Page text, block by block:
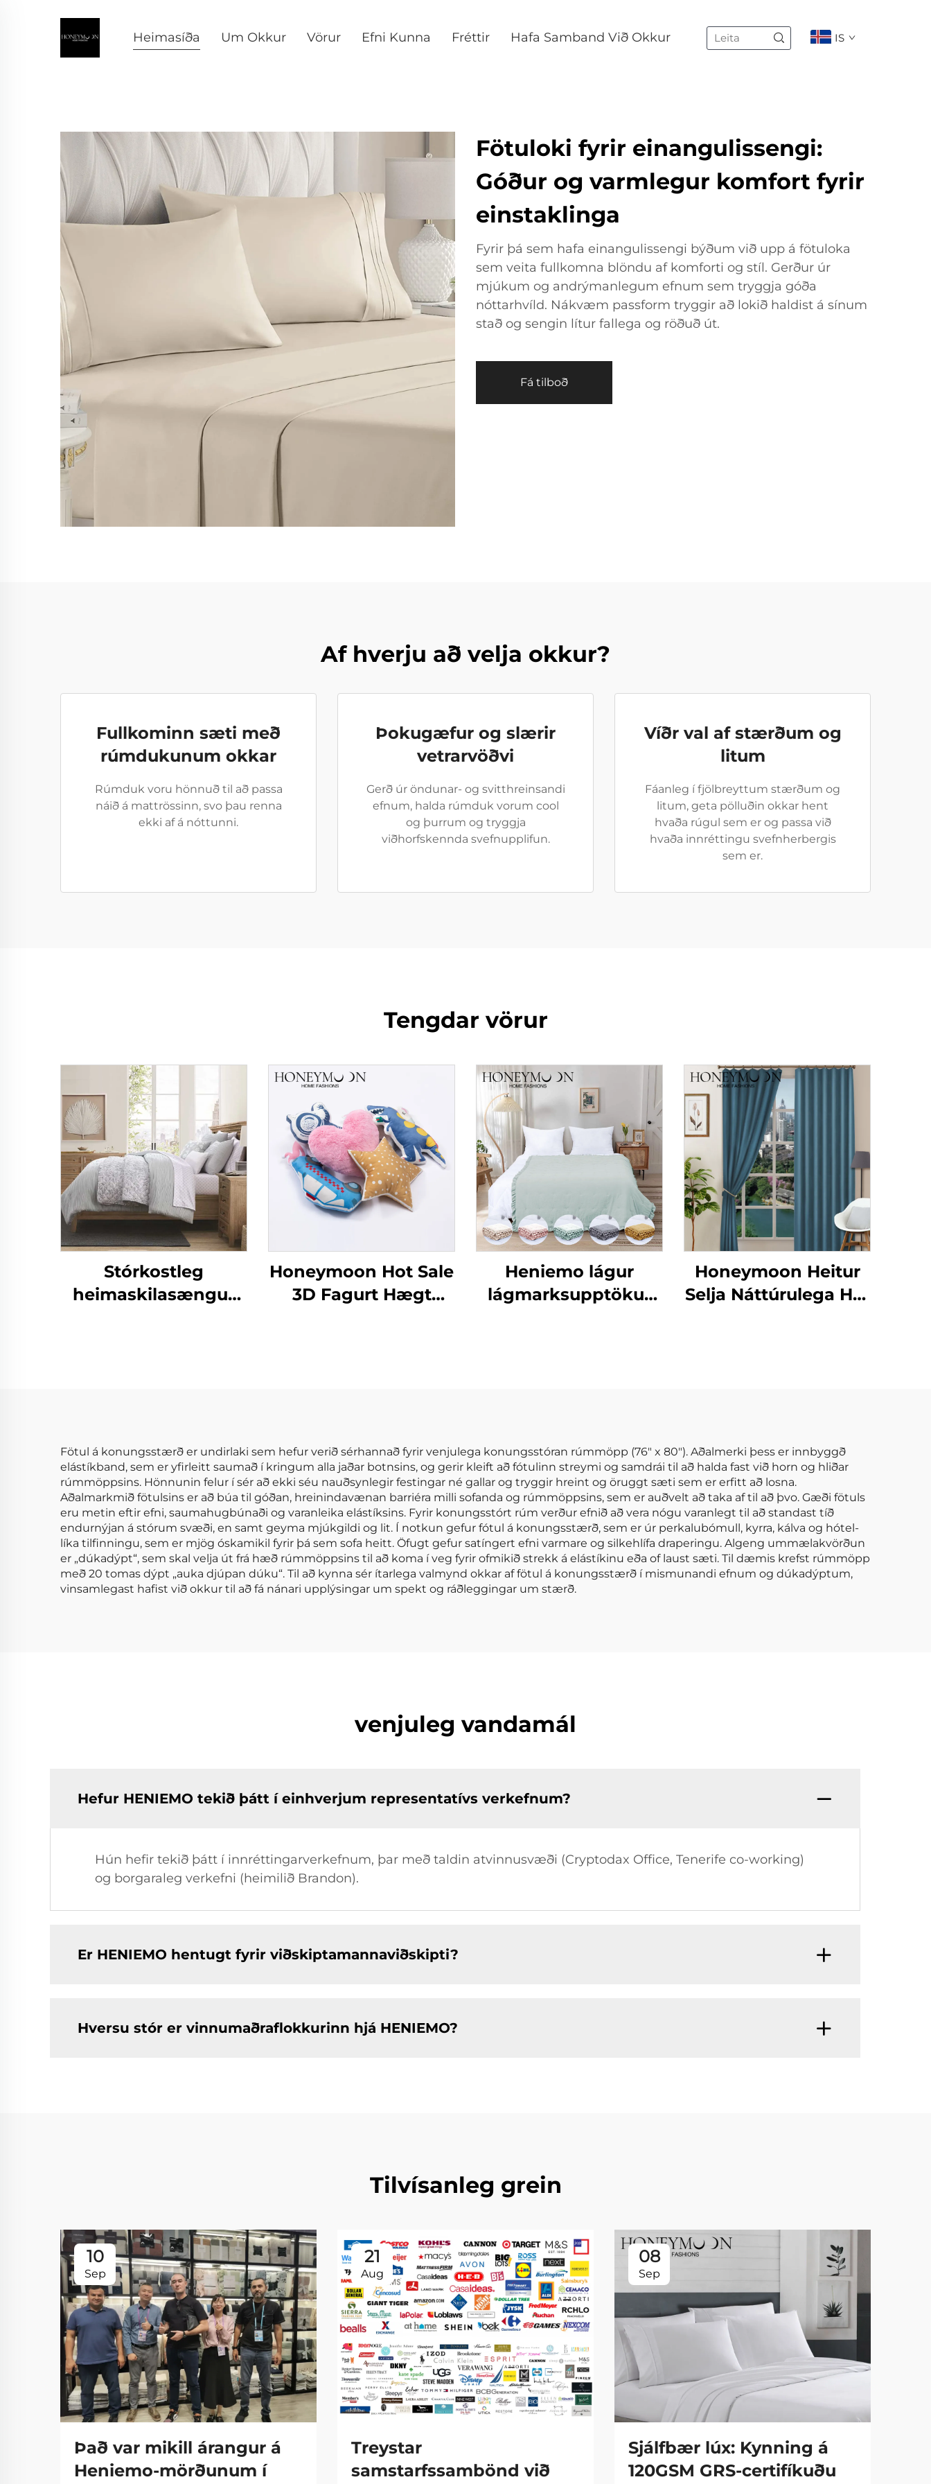
Heimasíða Um Okkur Vörur Efni Kunna Fréttir Hafa Samband Við Okkur IS
Fötuloki fyrir einangulissengi:
Góður og varmlegur komfort fyrir
einstaklinga
Fyrir þá sem hafa einangulissengi býðum við upp á fötuloka
sem veita fullkomna blöndu af komforti og stíl. Gerður úr
mjúkum og andrýmanlegum efnum sem tryggja góða
nóttarhvíld. Nákvæm passform tryggir að lokið haldist á sínum
stað og sengin lítur fallega og röðuð út.
Fá tilboð
Af hverju að velja okkur?
Fullkominn sæti með
rúmdukunum okkar
Rúmduk voru hönnuð til að passa
náið á mattrössinn, svo þau renna
ekki af á nóttunni.
Þokugæfur og slærir
vetrarvöðvi
Gerð úr öndunar- og svitthreinsandi
efnum, halda rúmduk vorum cool
og þurrum og tryggja
viðhorfskennda svefnupplifun.
Víðr val af stærðum og
litum
Fáanleg í fjölbreyttum stærðum og
litum, geta pölluðin okkar hent
hvaða rúgul sem er og passa við
hvaða innréttingu svefnherbergis
sem er.
Tengdar vörur
Stórkostleg
heimaskilasængur
Honeymoon Hot Sale
3D Fagurt Hægt
Heniemo lágur
lágmarksupptökur
Honeymoon Heitur
Selja Náttúrulega Höf
Fötul á konungsstærð er undirlaki sem hefur verið sérhannað fyrir venjulega konungsstóran rúmmöpp (76" x 80"). Aðalmerki þess er innbyggð
elástíkband, sem er yfirleitt saumað í kringum alla jaðar botnsins, og gerir kleift að fótulinn streymi og samdrái til að halda fast við horn og hliðar
rúmmöppsins. Hönnunin felur í sér að ekki séu nauðsynlegir festingar né gallar og tryggir hreint og öruggt sæti sem er erfitt að losna.
Aðalmarkmið fötulsins er að búa til góðan, hreinindavænan barriéra milli sofanda og rúmmöppsins, sem er auðvelt að taka af til að þvo. Gæði fötuls
eru metin eftir efni, saumahugbúnaði og varanleika elástíksins. Fyrir konungsstórt rúm verður efnið að vera nógu varanlegt til að standast tíð
endurnýjan á stórum svæði, en samt geyma mjúkgildi og lit. Í notkun gefur fótul á konungsstærð, sem er úr perkalubómull, kyrra, kálva og hótel-
líka tilfinningu, sem er mjög óskamikil fyrir þá sem sofa heitt. Öfugt gefur satíngert efni varmare og silkehlífa draperingu. Algeng ummælakvörðun
er „dúkadýpt“, sem skal velja út frá hæð rúmmöppsins til að koma í veg fyrir ofmikið strekk á elástíkinu eða of laust sæti. Til dæmis krefst rúmmöpp
með 20 tomas dýpt „auka djúpan dúku“. Til að kynna sér ítarlega valmynd okkar af fötul á konungsstærð í mismunandi efnum og dúkadýptum,
vinsamlegast hafist við okkur til að fá nánari upplýsingar um spekt og ráðleggingar um stærð.
venjuleg vandamál
Hefur HENIEMO tekið þátt í einhverjum representatívs verkefnum?
Hún hefir tekið þátt í innréttingarverkefnum, þar með taldin atvinnusvæði (Cryptodax Office, Tenerife co-working)
og borgaraleg verkefni (heimilið Brandon).
Er HENIEMO hentugt fyrir viðskiptamannaviðskipti?
Hversu stór er vinnumaðraflokkurinn hjá HENIEMO?
Tilvísanleg grein
10
Sep
Það var mikill árangur á
Heniemo-mörðunum í
21
Aug
Treystar
samstarfssambönd við
08
Sep
Sjálfbær lúx: Kynning á
120GSM GRS-certifíkuðu